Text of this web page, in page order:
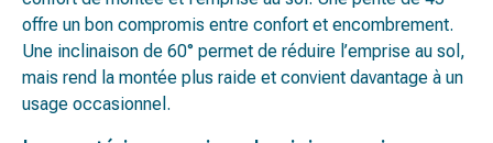
offre un bon compromis entre confort et encombrement.
Une inclinaison de 60° permet de réduire l’emprise au sol,
mais rend la montée plus raide et convient davantage à un
usage occasionnel.